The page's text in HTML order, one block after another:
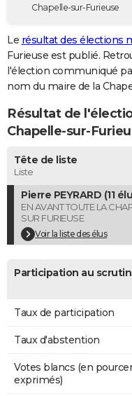
Destinations
City break
Voyage nature
Voyage de noces
Forum
GUIDES D'ACHAT
BONS PLANS
Carte de Noël
Carte Bonne année
Carte Saint-Valentin
Carte Pâques
Carte d'anniversaire
DICTIONNAIRE
Dictionnaire
Biographies
Citations
Expressions
Proverbes
PROGRAMME TV
COPAINS D'AVANT
S'inscrire
Se connecter
Lycées
Collèges
Primaires
Universités
Entreprises
Service militaire
Avis de recherche
AVIS DE DÉCÈS
FORUM
Bricolage
Lifestyle
Culture
Sport
Auto
Television
Voyage
Cinema
Chapelle-sur-Furieuse
Le résultat des élections
Furieuse est publié.
l'élection communiqué
nom du maire de la
Résultat de
Chapelle-sur-
Tête de liste
Liste
Pierre PEYRARD (11
EN AVANT TOUTE LA
SUR FURIEUSE
Voir la liste des élus
Participation au scrutin
Taux de participation
Taux d'abstention
Votes blancs (en
exprimés)